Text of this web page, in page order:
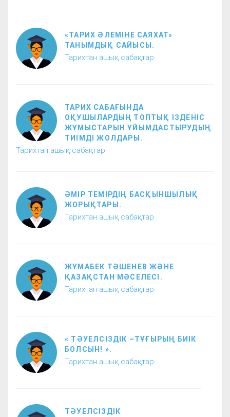
«ТАРИХ ӘЛЕМІНЕ САЯХАТ»
ТАНЫМДЫҚ САЙЫСЫ.
Тарихтан ашық сабақтар
ТАРИХ САБАҒЫНДА
ОҚУШЫЛАРДЫҢ ТОПТЫҚ ІЗДЕНІС
ЖҰМЫСТАРЫН ҰЙЫМДАСТЫРУДЫҢ
ТИІМДІ ЖОЛДАРЫ.
Тарихтан ашық сабақтар
ӘМІР ТЕМІРДІҢ БАСҚЫНШЫЛЫҚ
ЖОРЫҚТАРЫ.
Тарихтан ашық сабақтар
ЖҰМАБЕК ТӘШЕНЕВ ЖӘНЕ
ҚАЗАҚСТАН МӘСЕЛЕСІ.
Тарихтан ашық сабақтар
« ТӘУЕЛСІЗДІК –ТҰҒЫРЫҢ БИІК
БОЛСЫН! ».
Тарихтан ашық сабақтар
ТӘУЕЛСІЗДІК